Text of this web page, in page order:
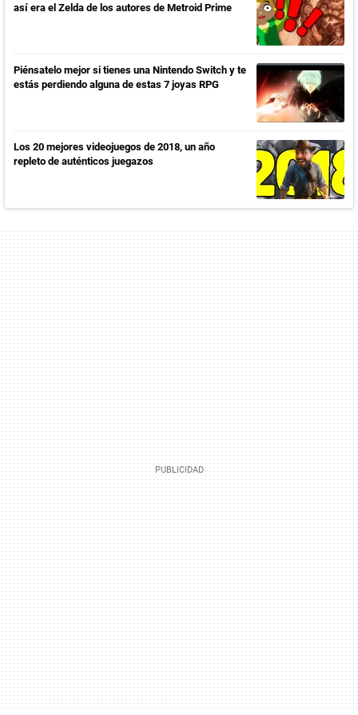
así era el Zelda de los autores de Metroid Prime
Piénsatelo mejor si tienes una Nintendo Switch y te
estás perdiendo alguna de estas 7 joyas RPG
Los 20 mejores videojuegos de 2018, un año
repleto de auténticos juegazos